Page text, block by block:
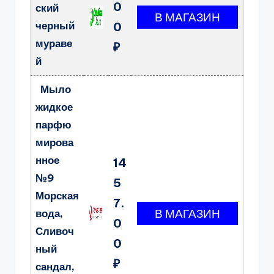
ский
черный
мураве
й
0
0
₽
Мыло
жидкое
парфю
мирова
нное
№9
Морская
вода,
Сливоч
ный
сандал,
14
5
7.
0
0
₽